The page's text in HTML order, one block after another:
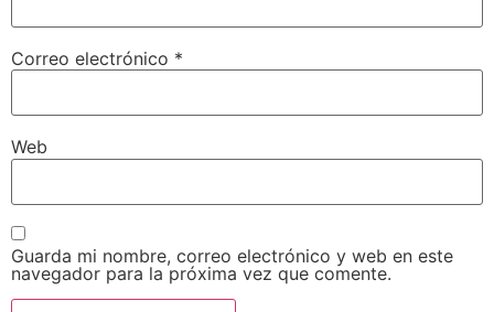
Correo electrónico *
Web
Guarda mi nombre, correo electrónico y web en este
navegador para la próxima vez que comente.